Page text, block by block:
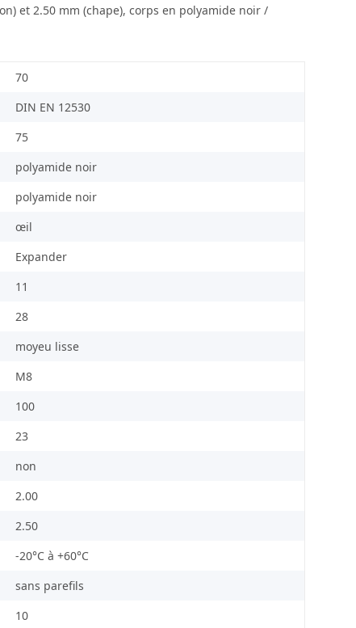
et 2.50 mm (chape), corps en polyamide noir /
70
DIN EN 12530
75
polyamide noir
polyamide noir
œil
Expander
11
28
moyeu lisse
M8
100
23
non
2.00
2.50
-20°C à +60°C
sans parefils
10